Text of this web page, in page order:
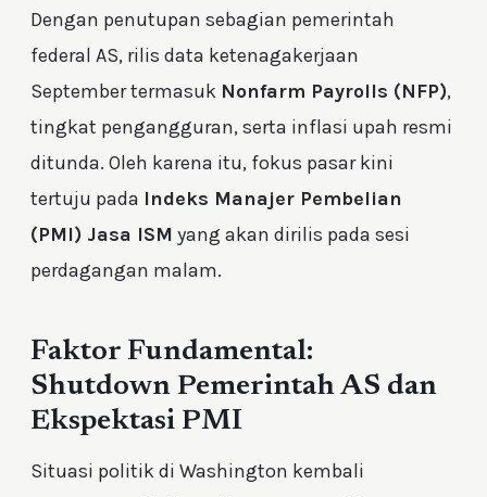
Dengan penutupan sebagian pemerintah
federal AS, rilis data ketenagakerjaan
September termasuk Nonfarm Payrolls (NFP),
tingkat pengangguran, serta inflasi upah resmi
ditunda. Oleh karena itu, fokus pasar kini
tertuju pada Indeks Manajer Pembelian
(PMI) Jasa ISM yang akan dirilis pada sesi
perdagangan malam.
Faktor Fundamental:
Shutdown Pemerintah AS dan
Ekspektasi PMI
Situasi politik di Washington kembali